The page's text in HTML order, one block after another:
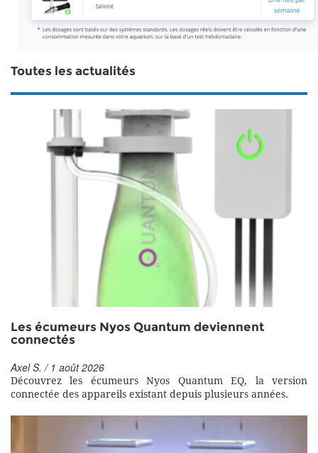
Toutes les actualités
Les écumeurs Nyos Quantum deviennent
connectés
Axel S. / 1 août 2026
Découvrez les écumeurs Nyos Quantum EQ, la version
connectée des appareils existant depuis plusieurs années.